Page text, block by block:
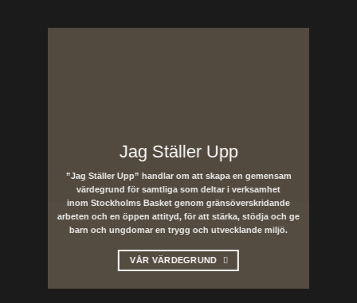
Jag Ställer Upp
”Jag Ställer Upp” handlar om att skapa en gemensam
värdegrund för samtliga som deltar i verksamhet
inom Stockholms Basket genom gränsöverskridande
arbeten och en öppen attityd, för att stärka, stödja och ge
barn och ungdomar en trygg och utvecklande miljö.
VÅR VÄRDEGRUND